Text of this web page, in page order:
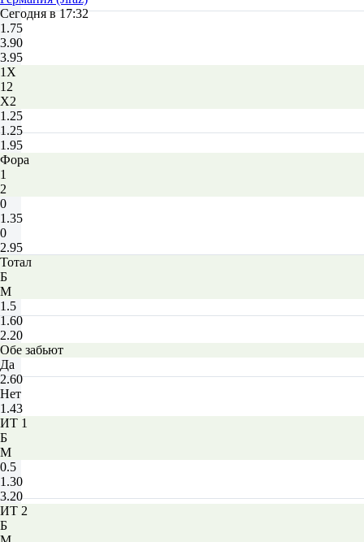
Сегодня в 17:32
1.75
3.90
3.95
1X
12
X2
1.25
1.25
1.95
Фора
1
2
0
1.35
0
2.95
Тотал
Б
М
1.5
1.60
2.20
Обе забьют
Да
2.60
Нет
1.43
ИТ 1
Б
М
0.5
1.30
3.20
ИТ 2
Б